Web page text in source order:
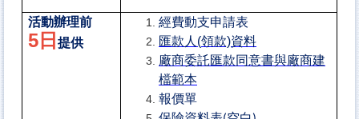
活動辦理前
5日 提供
經費動支申請表
匯款人(領款)資料
廠商委託匯款同意書與廠商建
檔範本
報價單